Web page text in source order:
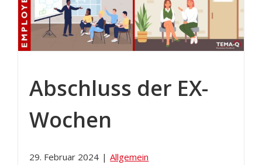
Abschluss der EX-
Wochen
29. Februar 2024 | Allgemein